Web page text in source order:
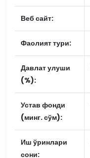
Веб сайт:
Фаолият тури:
Давлат улуши
(%):
Устав фонди
(минг. сўм):
Иш ўринлари
сони: